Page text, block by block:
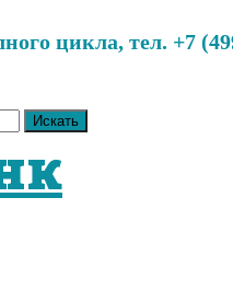
цикла, тел. +7
Искать